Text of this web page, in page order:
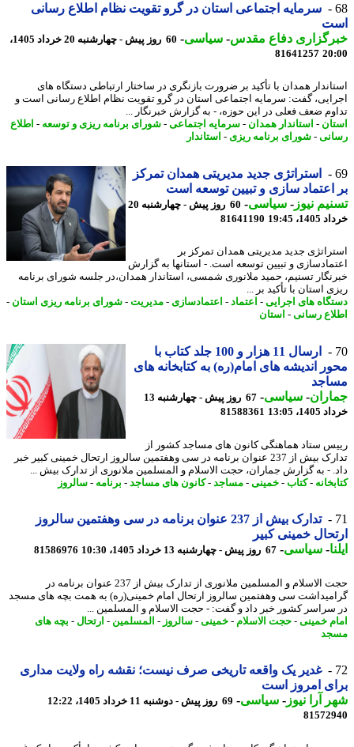
سرمایه اجتماعی استان در گرو تقویت نظام اطلاع رسانی
دفاع مقدس-سیاسی-
60 روز پیش - چهارشنبه 20 خرداد 1405،
81641257
همدان با تأکید بر ضرورت بازنگری در ساختار ارتباطی دستگاه های
گفت: سرمایه اجتماعی استان در گرو تقویت نظام اطلاع رسانی است و
ضعف فعلی در این حوزه، - به گزارش خبرنگار ...
-استاندار همدان- سرمایه اجتماعی-شورای برنامه ریزی و توسعه-اطلاع
-شورای برنامه ریزی - استاندار
استراتژی جدید مدیریتی همدان تمرکز
اعتماد سازی و تبیین توسعه است
نیوز-سیاسی-
60 روز پیش - چهارشنبه 20
19:45
81641190
جدید مدیریتی همدان تمرکز بر
و تبیین توسعه است. - استانها به گزارش
تسنیم، حمید ملانوری شمسی، استاندار همدان،در جلسه شورای برنامه
استان با تأکید بر ...
های اجرایی- اعتماد-اعتمادسازی- مدیریت-شورای برنامه ریزی استان-
رسانی-استان
ارسال 11 هزار و 100 جلد کتاب با
اندیشه های امام(ره) به کتابخانه های
- سیاسی-
67 روز پیش - چهارشنبه 13
13:05
81588361
ستاد هماهنگی کانون های مساجد کشور از
تدارک بیش از 237 عنوان برنامه در سی وهفتمین سالروز ارتحال خمینی کبیر خبر
- به گزارش جماران، حجت الاسلام و المسلمین ملانوری از تدارک بیش ...
-کتاب-خمینی-مساجد-کانون های مساجد-برنامه -سالروز
تدارک بیش از 237 عنوان برنامه در سی وهفتمین سالروز
خمینی کبیر
-سیاسی-67 روز پیش - چهارشنبه 13 خرداد 1405، 10:30 81586976
حجت الاسلام و المسلمین ملانوری از تدارک بیش از 237 عنوان برنامه در
سی وهفتمین سالروز ارتحال امام خمینی(ره) به همت بچه های مسجد
کشور خبر داد و گفت: - حجت الاسلام و المسلمین ...
خمینی-حجت الاسلام-خمینی-سالروز- المسلمین-ارتحال-بچه های
غدیر یک واقعه تاریخی صرف نیست؛ نقشه راه ولایت مداری
امروز است
آرا نیوز-سیاسی-69 روز پیش - دوشنبه 11 خرداد 1405، 12:22